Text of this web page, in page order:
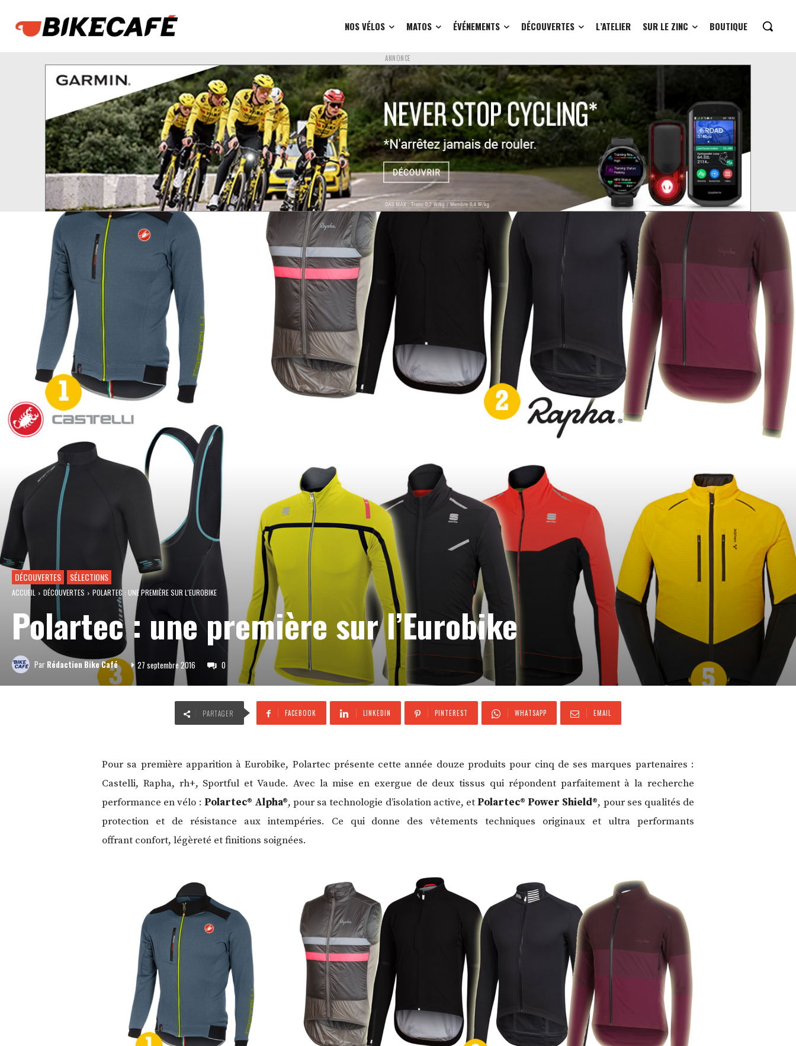
NOS VÉLOS MATOS ÉVÉNEMENTS DÉCOUVERTES L’ATELIER SUR LE ZINC BOUTIQUE
ANNONCE
DÉCOUVERTES SÉLECTIONS
ACCUEIL DÉCOUVERTES POLARTEC : UNE PREMIÈRE SUR L'EUROBIKE
Polartec : une première sur l’Eurobike
Par Rédaction Bike Café 27 septembre 2016 0
PARTAGER FACEBOOK LINKEDIN PINTEREST WHATSAPP EMAIL
Pour sa première apparition à Eurobike, Polartec présente cette année douze produits pour cinq de ses marques partenaires :
Castelli, Rapha, rh+, Sportful et Vaude. Avec la mise en exergue de deux tissus qui répondent parfaitement à la recherche
performance en vélo : Polartec® Alpha®, pour sa technologie d’isolation active, et Polartec® Power Shield®, pour ses qualités de
protection et de résistance aux intempéries. Ce qui donne des vêtements techniques originaux et ultra performants
offrant confort, légèreté et finitions soignées.